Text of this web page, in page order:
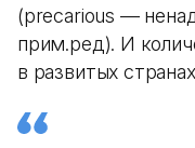
(precarious —
прим.ред). И
в развитых